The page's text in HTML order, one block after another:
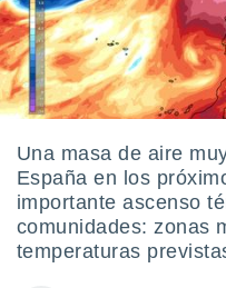
digital
basada
seguir
contenido
coste.
ACEPTAR
Una masa de aire
España en los
importante ascenso
comunidades: zonas
temperaturas